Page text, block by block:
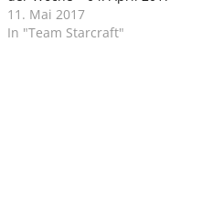
11. Mai 2017
In "Team Starcraft"